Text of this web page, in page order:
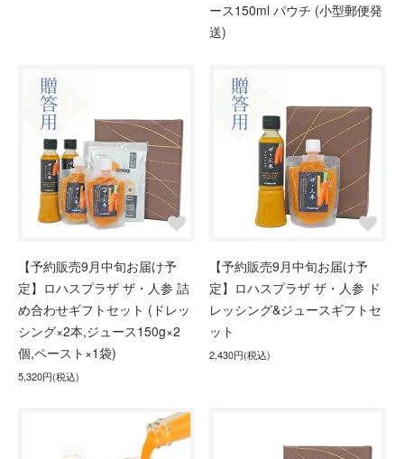
ース150ml パウチ (小型郵便発
送)
【予約販売9月中旬お届け予
定】ロハスプラザ ザ・人参 詰
め合わせギフトセット (ドレッ
シング×2本,ジュース150g×2
個,ペースト×1袋)
5,320円(税込)
【予約販売9月中旬お届け予
定】ロハスプラザ ザ・人参 ド
レッシング&ジュースギフトセ
ット
2,430円(税込)